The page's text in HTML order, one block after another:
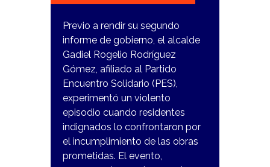
Previo a rendir su segundo
informe de gobierno, el alcalde
Gadiel Rogelio Rodríguez
Gómez, afiliado al Partido
Encuentro Solidario (PES),
experimentó un violento
episodio cuando residentes
indignados lo confrontaron por
el incumplimiento de las obras
prometidas. El evento,